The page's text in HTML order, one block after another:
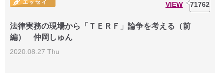
VIEW 71762
法律実務の現場から「ＴＥＲＦ」論争を考える（前
編） 仲岡しゅん
2020.08.27 Thu